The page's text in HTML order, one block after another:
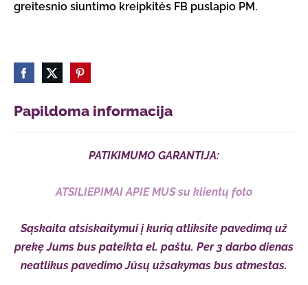
Papildoma informacija
PATIKIMUMO GARANTIJA:
ATSILIEPIMAI APIE MUS su klientų foto
Sąskaita atsiskaitymui į kurią atliksite pavedimą už
prekę Jums bus pateikta el. paštu. Per 3 darbo dienas
neatlikus pavedimo Jūsų užsakymas bus atmestas.
greitesnio siuntimo kreipkitės FB puslapio PM.